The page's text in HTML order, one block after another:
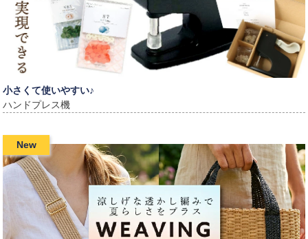
小さくて使いやすい♪
ハンドプレス機
New